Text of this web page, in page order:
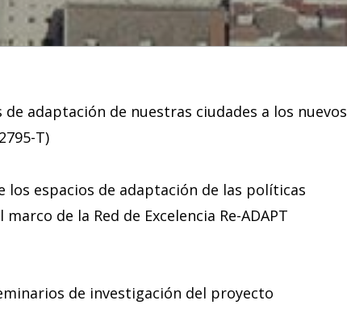
de adaptación de nuestras ciudades a los nuevos
T)
los espacios de adaptación de las políticas
de la Red de Excelencia Re-ADAPT
de investigación del proyecto